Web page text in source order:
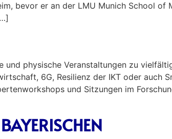
bevor er an der LMU Munich School of
physische Veranstaltungen zu
6G, Resilienz der IKT oder auch
und Sitzungen im